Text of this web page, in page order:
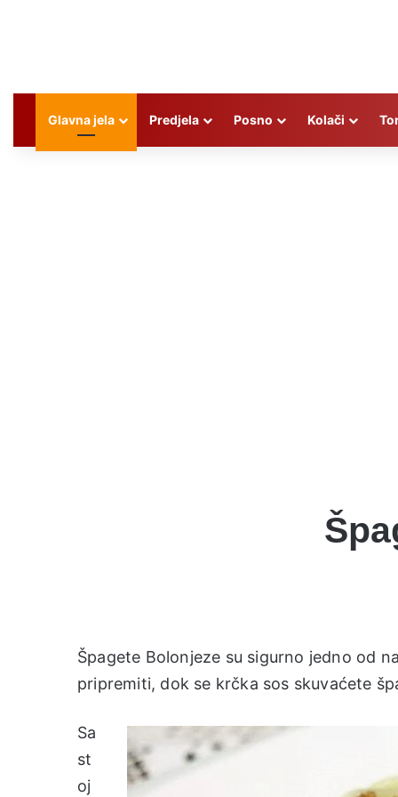
Glavna jela Predjela Posno Kolači
Špagete Bolonjeze su sigurno jedno od
pripremiti, dok se krčka sos skuvaćete
Sa
st
oj